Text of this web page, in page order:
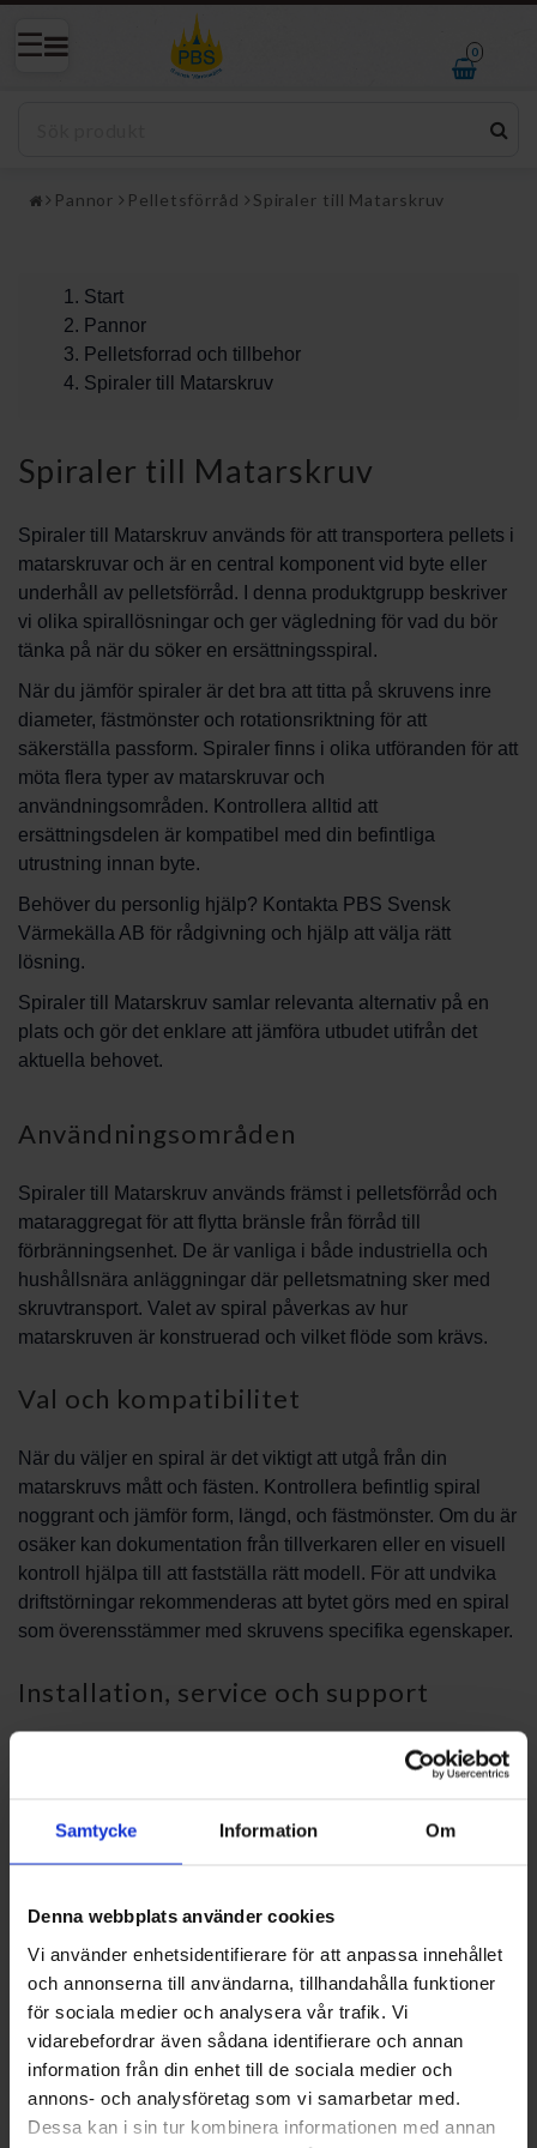
Samtycke Information Om
Denna webbplats använder cookies
Vi använder enhetsidentifierare för att anpassa innehållet
och annonserna till användarna, tillhandahålla funktioner
för sociala medier och analysera vår trafik. Vi
vidarebefordrar även sådana identifierare och annan
information från din enhet till de sociala medier och
annons- och analysföretag som vi samarbetar med.
Dessa kan i sin tur kombinera informationen med annan
0
Pannor Pelletsförråd Spiraler till Matarskruv
Start
Pannor
Pelletsforrad och tillbehor
Spiraler till Matarskruv
Spiraler till Matarskruv
Spiraler till Matarskruv används för att transportera pellets i
matarskruvar och är en central komponent vid byte eller
underhåll av pelletsförråd. I denna produktgrupp beskriver
vi olika spirallösningar och ger vägledning för vad du bör
tänka på när du söker en ersättningsspiral.
När du jämför spiraler är det bra att titta på skruvens inre
diameter, fästmönster och rotationsriktning för att
säkerställa passform. Spiraler finns i olika utföranden för att
möta flera typer av matarskruvar och
användningsområden. Kontrollera alltid att
ersättningsdelen är kompatibel med din befintliga
utrustning innan byte.
Behöver du personlig hjälp? Kontakta PBS Svensk
Värmekälla AB för rådgivning och hjälp att välja rätt
lösning.
Spiraler till Matarskruv samlar relevanta alternativ på en
plats och gör det enklare att jämföra utbudet utifrån det
aktuella behovet.
Användningsområden
Spiraler till Matarskruv används främst i pelletsförråd och
mataraggregat för att flytta bränsle från förråd till
förbränningsenhet. De är vanliga i både industriella och
hushållsnära anläggningar där pelletsmatning sker med
skruvtransport. Valet av spiral påverkas av hur
matarskruven är konstruerad och vilket flöde som krävs.
Val och kompatibilitet
När du väljer en spiral är det viktigt att utgå från din
matarskruvs mått och fästen. Kontrollera befintlig spiral
noggrant och jämför form, längd, och fästmönster. Om du är
osäker kan dokumentation från tillverkaren eller en visuell
kontroll hjälpa till att fastställa rätt modell. För att undvika
driftstörningar rekommenderas att bytet görs med en spiral
som överensstämmer med skruvens specifika egenskaper.
Installation, service och support
Bytet av spiral sker ofta vid service eller vid uppkommen
slitage. Installation bör genomföras enligt utrustningens
matarskruvar när så krävs. Om du behöver hjälp med att
tolka en modellbeteckning eller hitta en lämplig
processen.
Beställning och rådgivning
För frågor om passform, materialval eller för att få
rekommendationer för din specifika matarskruv, kontakta
oss så hjälper vi dig vidare. Kontakta PBS Svensk
Värmekälla AB för rådgivning och hjälp att välja rätt